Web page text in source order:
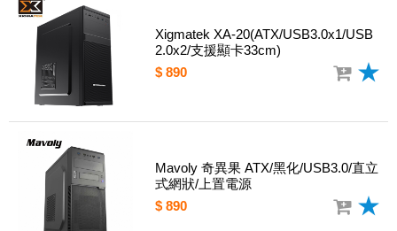
Xigmatek XA-20(ATX/USB3.0x1/USB
2.0x2/支援顯卡33cm)
$ 890
Mavoly 奇異果 ATX/黑化/USB3.0/直立
式網狀/上置電源
$ 890